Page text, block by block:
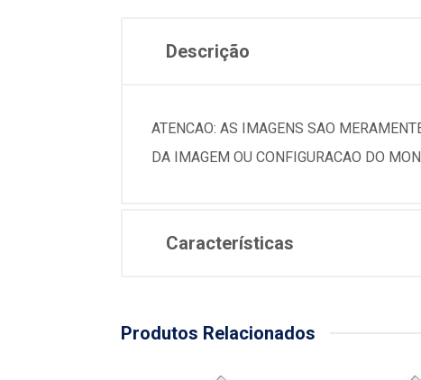
Descrição
ATENCAO: AS IMAGENS SAO
DA IMAGEM OU CONFIGURACAO DO
Características
Produtos Relacionados